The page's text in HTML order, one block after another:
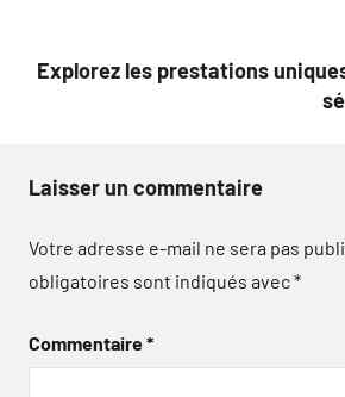
Explorez les prestations
Laisser un commentaire
Votre adresse e-mail ne sera pas
obligatoires sont indiqués avec*
Commentaire*